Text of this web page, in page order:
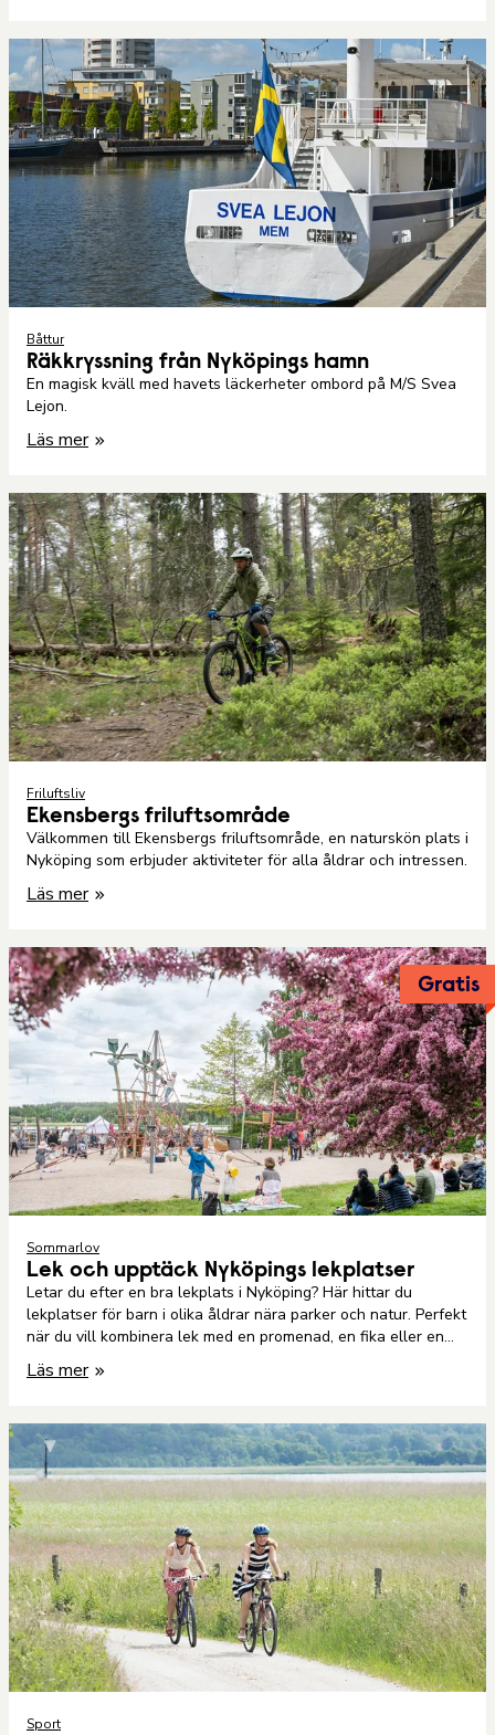
Båttur
Räkkryssning från Nyköpings hamn
En magisk kväll med havets läckerheter ombord på M/S Svea
Lejon.
Läs mer
Friluftsliv
Ekensbergs friluftsområde
Välkommen till Ekensbergs friluftsområde, en naturskön plats i
Nyköping som erbjuder aktiviteter för alla åldrar och intressen.
Läs mer
Gratis
Sommarlov
Lek och upptäck Nyköpings lekplatser
Letar du efter en bra lekplats i Nyköping? Här hittar du
lekplatser för barn i olika åldrar nära parker och natur. Perfekt
när du vill kombinera lek med en promenad, en fika eller en
utflykt.
Läs mer
Sport